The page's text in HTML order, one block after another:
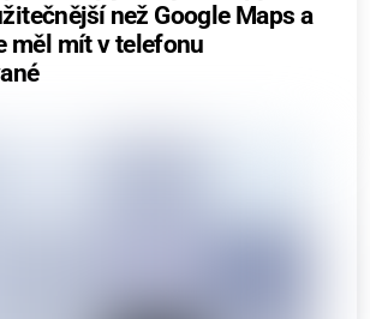
než Google Maps a
měl mít v telefonu